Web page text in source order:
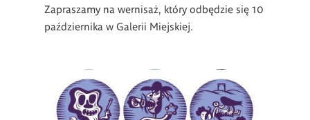
Zapraszamy na wernisaż, który odbędzie się 10
października w Galerii Miejskiej.